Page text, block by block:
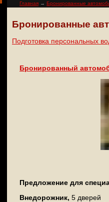
Главная → Бронированные
Бронированные
Подготовка персональных
Бронированный
Предложение для
Внедорожник, 5 дверей